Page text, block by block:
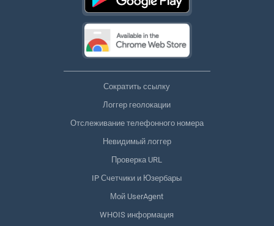
Сократить ссылку
Логгер геолокации
Отслеживание телефонного номера
Невидимый логгер
Проверка URL
IP Счетчики и Юзербары
Мой UserAgent
WHOIS информация